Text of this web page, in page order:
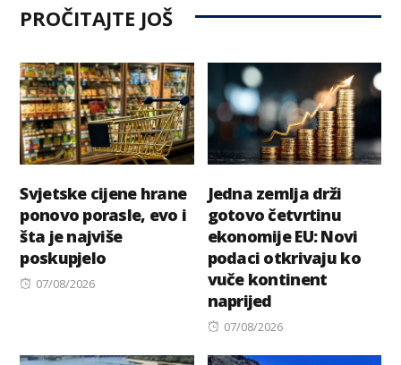
PROČITAJTE JOŠ
Svjetske cijene hrane
ponovo porasle, evo i
šta je najviše
poskupjelo
Posted
07/08/2026
Jedna zemlja drži
gotovo četvrtinu
ekonomije EU: Novi
podaci otkrivaju ko
vuče kontinent
naprijed
Posted
07/08/2026